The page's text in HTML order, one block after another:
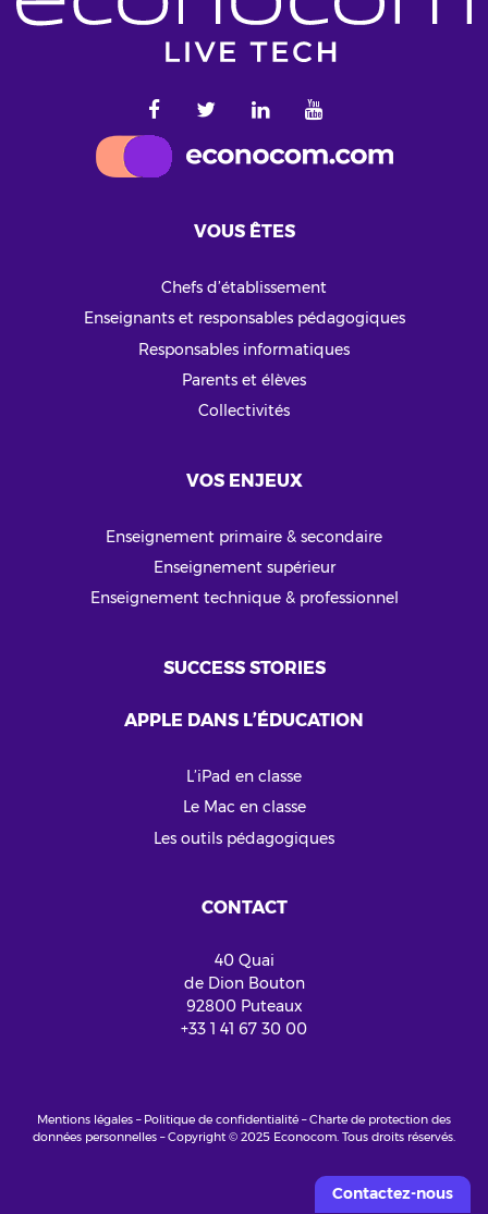
VOUS ÊTES
Chefs d’établissement
Enseignants et responsables pédagogiques
Responsables informatiques
Parents et élèves
Collectivités
VOS ENJEUX
Enseignement primaire & secondaire
Enseignement supérieur
Enseignement technique & professionnel
SUCCESS STORIES
APPLE DANS L’ÉDUCATION
L’iPad en classe
Le Mac en classe
Les outils pédagogiques
CONTACT
40 Quai
de Dion Bouton
92800 Puteaux
+33 1 41 67 30 00
Mentions légales – Politique de confidentialité –Charte de protection des
données personnelles – Copyright © 2025 Econocom. Tous droits réservés.
Contactez-nous